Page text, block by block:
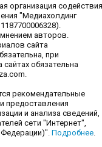
организация содействия
"Медиахолдинг
авторов.
сайта
при
обязательна
рекомендательные
предоставления
и анализа сведений,
сети "Интернет",
Подробнее